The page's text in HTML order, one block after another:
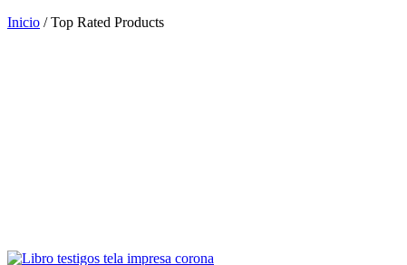
Inicio / Top Rated Products